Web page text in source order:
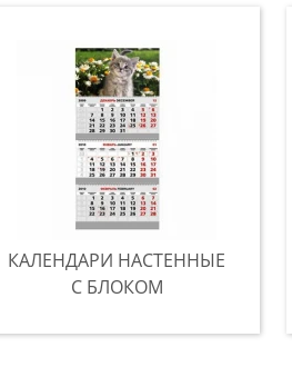
КАЛЕНДАРИ НАСТЕННЫЕ
С БЛОКОМ